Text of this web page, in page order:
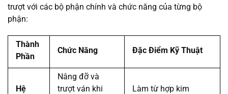
trượt với các bộ phận chính và chức năng của từng bộ
phận:
Thành
Phần
Chức Năng Đặc Điểm Kỹ Thuật
Hệ
Nâng đỡ và
trượt ván khi
Làm từ hợp kim